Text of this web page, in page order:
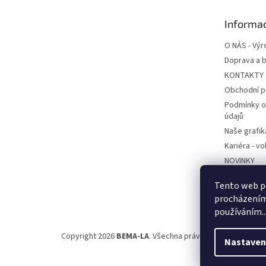
Tento web
O NÁS -
Doprava a
KONTAKTY
Obchodní
Podmínky
údajů
Naše
Kariéra -
NOVINKY
BEMA
Copyright 2026 BEMA-LA. Všechna práva vyhrazena.